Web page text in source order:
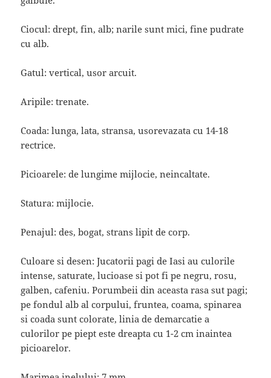
Ciocul: drept, fin, alb; narile sunt mici, fine pudrate
cu alb.
Gatul: vertical, usor arcuit.
Aripile: trenate.
Coada: lunga, lata, stransa, usorevazata cu 14-18
rectrice.
Picioarele: de lungime mijlocie, neincaltate.
Statura: mijlocie.
Penajul: des, bogat, strans lipit de corp.
Culoare si desen: Jucatorii pagi de Iasi au culorile
intense, saturate, lucioase si pot fi pe negru, rosu,
galben, cafeniu. Porumbeii din aceasta rasa sut pagi;
pe fondul alb al corpului, fruntea, coama, spinarea
si coada sunt colorate, linia de demarcatie a
culorilor pe piept este dreapta cu 1-2 cm inaintea
picioarelor.